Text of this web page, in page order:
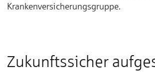
Krankenversicherungsgruppe.
Zukunftssicher